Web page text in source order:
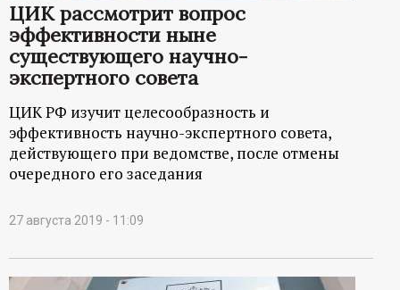
ЦИК рассмотрит вопрос
эффективности ныне
существующего научно-
экспертного совета
ЦИК РФ изучит целесообразность и
эффективность научно-экспертного совета,
действующего при ведомстве, после отмены
очередного его заседания
27 августа 2019 - 11:09